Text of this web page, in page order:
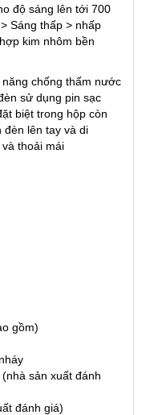
độ sáng lên tới 700
Sáng thấp > nhấp
kim nhôm bền
chống thấm nước
sử dụng pin sạc
biệt trong hộp còn
đèn lên tay và di
thoải mái
gồm)
sản xuất đánh
đánh giá)